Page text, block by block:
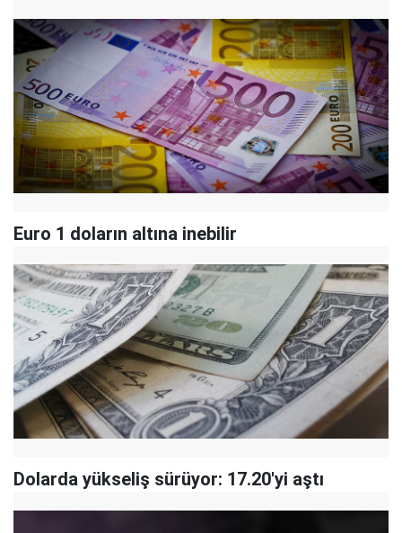
Euro 1 doların altına inebilir
Dolarda yükseliş sürüyor: 17.20'yi aştı